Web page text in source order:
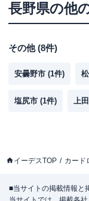
長野県の他
その他(8件)
安曇野市 (1件)
塩尻市 (1件) 上
イーデスTOP カード
■当サイトの掲載情報と